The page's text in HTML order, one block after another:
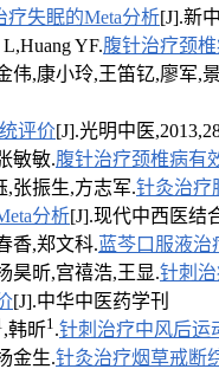
疗失眠的Meta分析[J].新
YF.腹针治疗颈
伟,康小玲,王笛钇,廖军,
评价[J].光明中医
敏敏.腹针治疗颈椎病有
,张振生,方志军.针灸治疗
分析[J].现代中西医结
香,郑文科.蓝芩口服液治
昊昕,宫禧浩,王显.针刺
[J].中华中医药学刊
,韩昕1 .针刺治疗中风后运
金生.针灸治疗烟草戒断